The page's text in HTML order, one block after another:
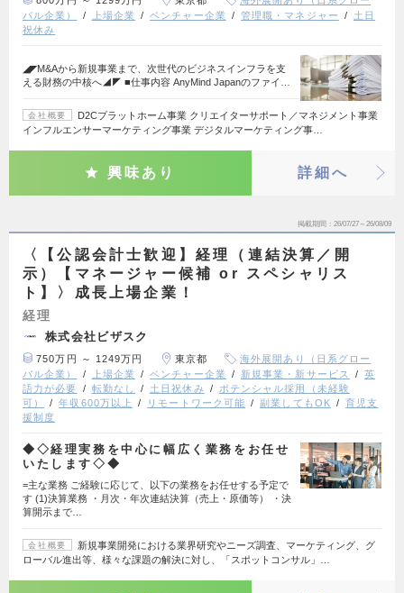
バル企業）
上場企業 ベンチャー企業 管理職・マネジャー
土日
祝休み
◢◤M&Aから新規事業まで、次世代のビジネスインフラを支
える財務の中核へ◢◤ ■仕事内容 AnyMind Japanのファイ…
会社概要
D2Cプラットホーム事業 クリエイターサポート／マネジメント事業
インフルエンサーマーケティング事業 デジタルマーケティング事…
興味あり 詳細へ
掲載期間 26/07/27～26/08/09
〈【公認会計士歓迎】経理（連結決算／開
示）【マネージャー候補 or スペシャリス
ト】〉成長上場企業！
経理
株式会社ビザスク
750万円 ～ 1249万円 東京都
海外展開あり（日系グロー
バル企業）
上場企業 ベンチャー企業 新規事業・新サービス
英
語力が必要
転勤なし 土日祝休み
ポテンシャル採用（未経験
可）
年収600万以上 リモートワーク可能 副業してもOK
育児支
援制度
◆◇経理実務を中心に幅広く業務をお任せ
いたします◇◆
=主な業務 ご経験に応じて、以下の業務をお任せする予定で
す (1)決算業務 ・月次・年次連結決算（売上・原価等） ・決
算開示まで…
会社概要
新規事業開発における業界研究やニーズ調査、マーケティング、グ
ローバル進出等、様々な課題の解決に対し、「スポットコンサル」…